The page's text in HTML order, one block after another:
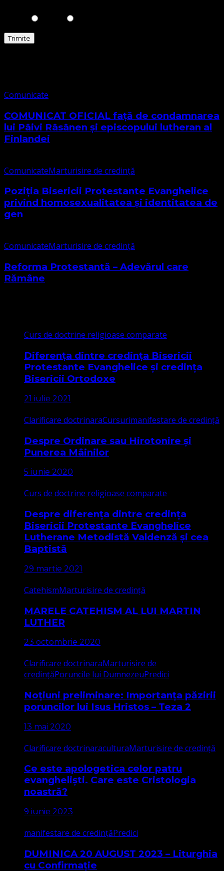
Comunicate
COMUNICAT OFICIAL față de condamnarea
lui Päivi Räsänen și episcopului lutheran al
Finlandei
ComunicateMarturisire de credință
Poziția Bisericii Protestante Evanghelice
privind homosexualitatea și identitatea de
gen
ComunicateMarturisire de credință
Reforma Protestantă – Adevărul care
Rămâne
Curs de doctrine religioase comparate
Diferența dintre credința Bisericii
Protestante Evanghelice și credința
Bisericii Ortodoxe
21 iulie 2021
Clarificare doctrinaraCursurimanifestare de credință
Despre Ordinare sau Hirotonire și
Punerea Mâinilor
5 iunie 2020
Curs de doctrine religioase comparate
Despre diferența dintre credința
Bisericii Protestante Evanghelice
Lutherane Metodistă Valdenză și cea
Baptistă
29 martie 2021
CatehismMarturisire de credință
MARELE CATEHISM AL LUI MARTIN
LUTHER
23 octombrie 2020
Clarificare doctrinaraMarturisire de
credințăPoruncile lui DumnezeuPredici
Noțiuni preliminare: Importanța păzirii
poruncilor lui Isus Hristos – Teza 2
13 mai 2020
Clarificare doctrinaraculturaMarturisire de credință
Ce este apologetica celor patru
evangheliști. Care este Cristologia
noastră?
9 iunie 2023
manifestare de credințăPredici
DUMINICA 20 AUGUST 2023 – Liturghia
cu Confirmație